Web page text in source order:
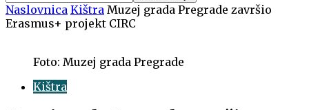
Naslovnica Kištra Muzej grada Pregrade završio
Erasmus+ projekt CIRC
Foto: Muzej grada Pregrade
Kištra